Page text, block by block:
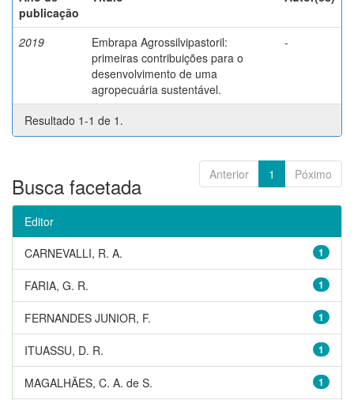
publicação
2019
Embrapa Agrossilvipastoril:
primeiras contribuições para o
desenvolvimento de uma
agropecuária sustentável.
-
Resultado 1-1 de 1.
Anterior 1 Póximo
Busca facetada
Editor
1
CARNEVALLI, R. A.
1
FARIA, G. R.
1
FERNANDES JUNIOR, F.
1
ITUASSU, D. R.
1
MAGALHÃES, C. A. de S.